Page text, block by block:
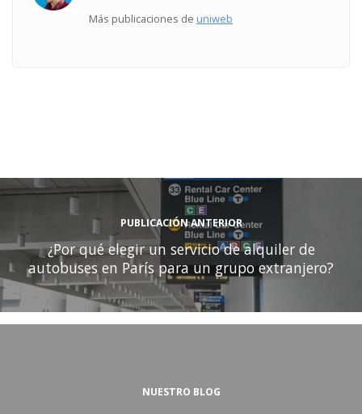
Más publicaciones de uniweb
PUBLICACIÓN ANTERIOR
¿Por qué elegir un servicio de alquiler de
autobuses en París para un grupo extranjero?
NUESTRO BLOG